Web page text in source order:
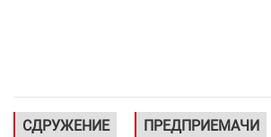
СДРУЖЕНИЕ ПРЕДПРИЕМАЧИ